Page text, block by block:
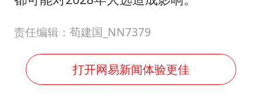
责任编辑：荀建国_NN7379
打开网易新闻体验更佳